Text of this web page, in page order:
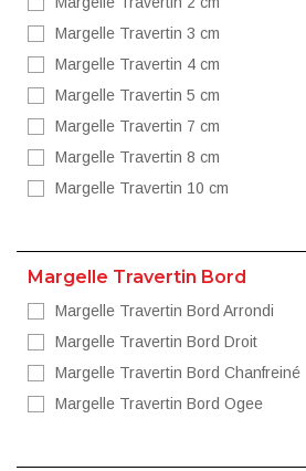
Margelle Travertin 3 cm
Margelle Travertin 4 cm
Margelle Travertin 5 cm
Margelle Travertin 7 cm
Margelle Travertin 8 cm
Margelle Travertin 10 cm
Margelle Travertin Bord
Margelle Travertin Bord Arrondi
Margelle Travertin Bord Droit
Margelle Travertin Bord Chanfreiné
Margelle Travertin Bord Ogee